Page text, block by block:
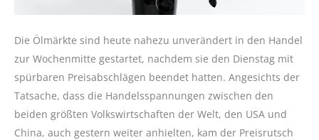
Die Ölmärkte sind heute nahezu unverändert in den Handel
zur Wochenmitte gestartet, nachdem sie den Dienstag mit
spürbaren Preisabschlägen beendet hatten. Angesichts der
Tatsache, dass die Handelsspannungen zwischen den
beiden größten Volkswirtschaften der Welt, den USA und
China, auch gestern weiter anhielten, kam der Preisrutsch